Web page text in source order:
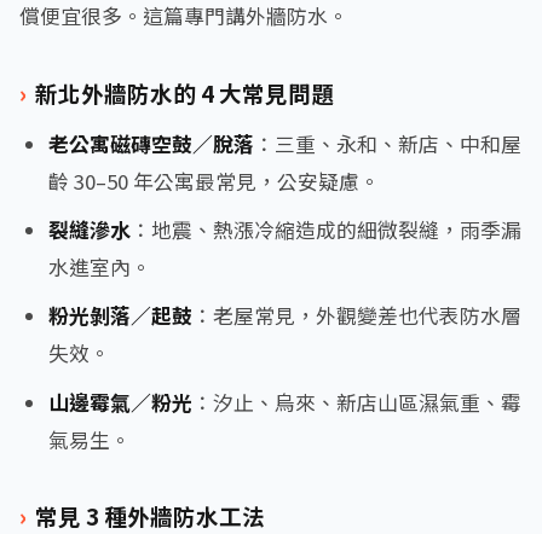
償便宜很多。這篇專門講外牆防水。
新北外牆防水的 4 大常見問題
老公寓磁磚空鼓／脫落 ：三重、永和、新店、中和屋
齡 30–50 年公寓最常見，公安疑慮。
裂縫滲水：地震、熱漲冷縮造成的細微裂縫，雨季漏
水進室內。
粉光剝落／起鼓 ：老屋常見，外觀變差也代表防水層
失效。
山邊霉氣／粉光 ：汐止、烏來、新店山區濕氣重、霉
氣易生。
常見 3 種外牆防水工法